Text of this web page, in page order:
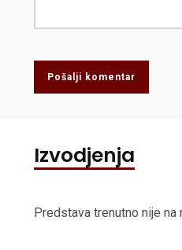
Pošalji komentar
Izvodjenja
Predstava trenutno nije na